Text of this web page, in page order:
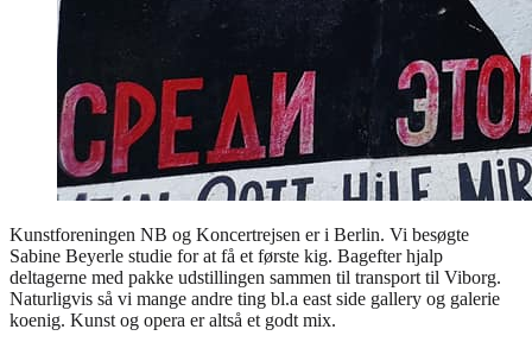
Kunstforeningen NB og Koncertrejsen er i Berlin. Vi besøgte
Sabine Beyerle studie for at få et første kig. Bagefter hjalp
deltagerne med pakke udstillingen sammen til transport til Viborg.
Naturligvis så vi mange andre ting bl.a east side gallery og galerie
koenig. Kunst og opera er altså et godt mix.